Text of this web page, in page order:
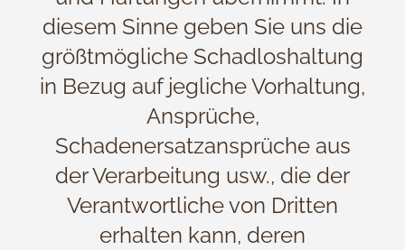
diesem Sinne geben Sie uns die
größtmögliche Schadloshaltung
in Bezug auf jegliche Vorhaltung,
Ansprüche,
Schadenersatzansprüche aus
der Verarbeitung usw., die der
Verantwortliche von Dritten
erhalten kann, deren